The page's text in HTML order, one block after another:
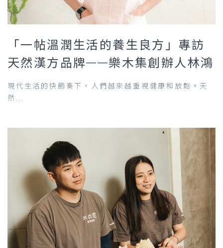
「一帖溫潤生活的養生良方」專訪
天然漢方品牌——樂木集創辦人林鴻
現代生活的快節奏下，人們越來越重視健康和放鬆。天
然...